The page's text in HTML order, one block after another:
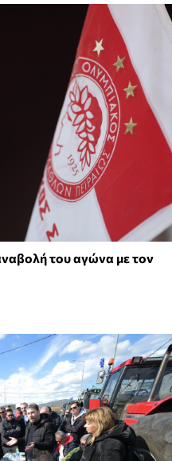
του αγώνα με τον